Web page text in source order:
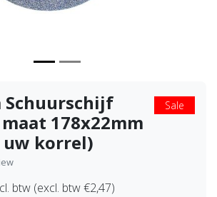
Schuurschijf
178x22mm
uw korrel)
Sale
btw (excl. btw €2,47)